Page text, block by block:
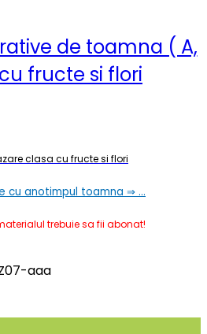
de toamna ( A,
fructe si flori
clasa cu fructe si flori
cu anotimpul toamna ⇒ …
trebuie sa fii abonat!
aaa